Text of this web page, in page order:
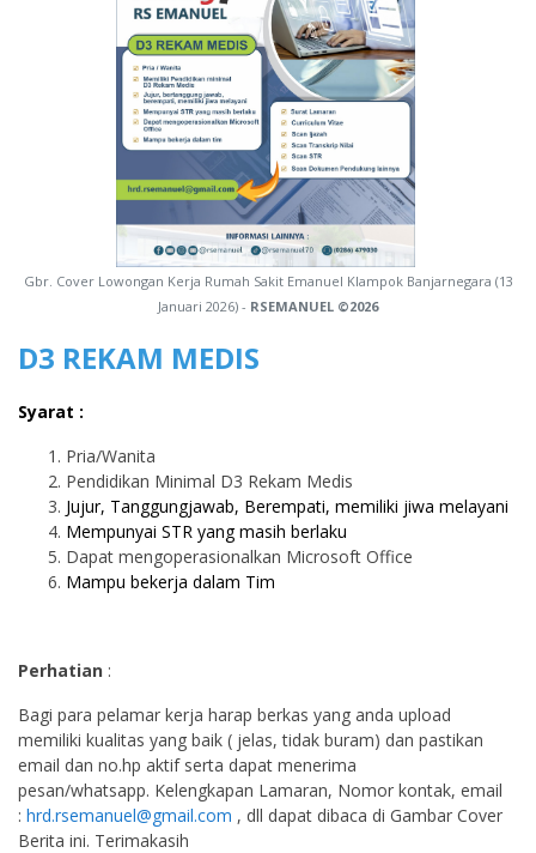
Gbr. Cover Lowongan Kerja Rumah Sakit Emanuel Klampok Banjarnegara (13
Januari 2026) - RSEMANUEL ©2026
D3 REKAM MEDIS
Syarat :
Pria/Wanita
Pendidikan Minimal D3 Rekam Medis
Jujur, Tanggungjawab, Berempati, memiliki jiwa melayani
Mempunyai STR yang masih berlaku
Dapat mengoperasionalkan Microsoft Office
Mampu bekerja dalam Tim
Perhatian :
Bagi para pelamar kerja harap berkas yang anda upload
memiliki kualitas yang baik ( jelas, tidak buram) dan pastikan
email dan no.hp aktif serta dapat menerima
pesan/whatsapp. Kelengkapan Lamaran, Nomor kontak, email
: hrd.rsemanuel@gmail.com , dll dapat dibaca di Gambar Cover
Berita ini. Terimakasih